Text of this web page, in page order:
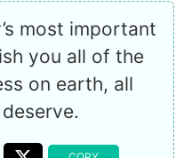
most important
you all of the
on earth, all